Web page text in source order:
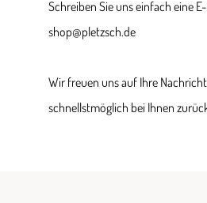
Schreiben Sie uns einfach eine
shop@pletzsch.de
Wir freuen uns auf Ihre
schnellstmöglich bei Ihnen